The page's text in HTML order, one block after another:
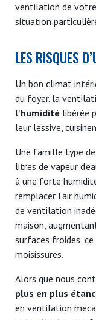
ventilation de
situation
LES RISQUES
Un bon climat
du foyer. la
l'humidité libérée
leur lessive,
Une famille type
litres de vapeur
à une forte
remplacer l'air
de ventilation
maison,
surfaces froides,
moisissures.
Alors que nous
plus en plus
en ventilation